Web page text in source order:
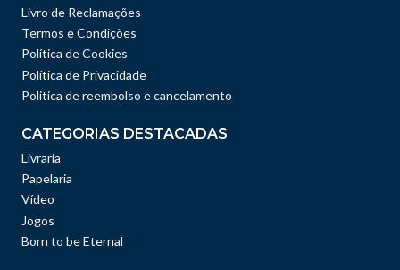
Livro de Reclamações
Termos e Condições
Política de Cookies
Política de Privacidade
Politica de reembolso e cancelamento
CATEGORIAS DESTACADAS
Livraria
Papelaria
Vídeo
Jogos
Born to be Eternal